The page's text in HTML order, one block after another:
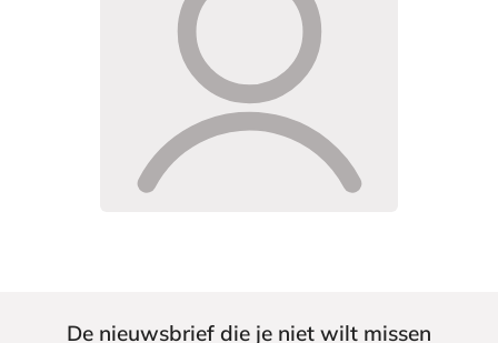
De nieuwsbrief die je niet wilt missen